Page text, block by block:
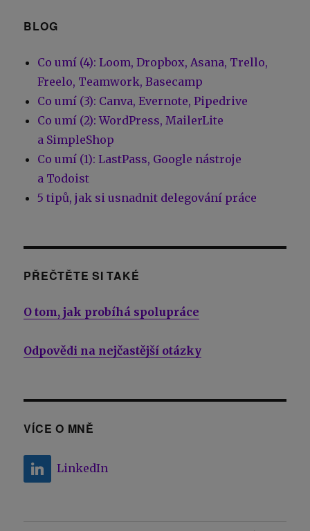
BLOG
Co umí (4): Loom, Dropbox, Asana, Trello,
Freelo, Teamwork, Basecamp
Co umí (3): Canva, Evernote, Pipedrive
Co umí (2): WordPress, MailerLite
a SimpleShop
Co umí (1): LastPass, Google nástroje
a Todoist
5 tipů, jak si usnadnit delegování práce
PŘEČTĚTE SI TAKÉ
O tom, jak probíhá spolupráce
Odpovědi na nejčastější otázky
VÍCE O MNĚ
LinkedIn